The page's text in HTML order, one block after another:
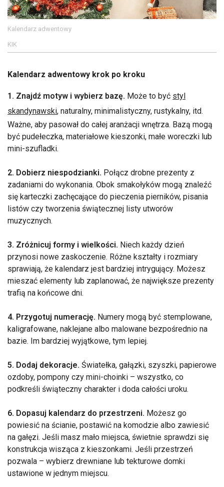
Kalendarz adwentowy
KIK
Kalendarz adwentowy krok po kroku
1. Znajdź motyw i wybierz bazę. Może to być styl
skandynawski, naturalny, minimalistyczny, rustykalny, itd.
Ważne, aby pasował do całej aranżacji wnętrza. Bazą mogą
być pudełeczka, materiałowe kieszonki, małe woreczki lub
mini-szufladki.
2. Dobierz niespodzianki. Połącz drobne prezenty z
zadaniami do wykonania. Obok smakołyków mogą znaleźć
się karteczki zachęcające do pieczenia pierników, pisania
listów czy tworzenia świątecznej listy utworów
muzycznych.
3. Zróżnicuj formy i wielkości. Niech każdy dzień
przynosi nowe zaskoczenie. Różne kształty i rozmiary
sprawiają, że kalendarz jest bardziej intrygujący. Możesz
mieszać elementy lub zaplanować, że największe prezenty
trafią na końcowe dni.
4. Przygotuj numerację. Numery mogą być stemplowane,
kaligrafowane, naklejane albo malowane bezpośrednio na
bazie. Im bardziej wyjątkowe, tym lepiej.
5. Dodaj dekoracje. Światełka, gałązki, szyszki, papierowe
ozdoby, pompony czy mini-choinki – wszystko, co
podkreśli świąteczny charakter i doda całości uroku.
6. Dopasuj kalendarz do przestrzeni. Możesz go
powiesić na ścianie, postawić na komodzie albo zawiesić
na gałęzi. Jeśli masz mało miejsca, świetnie sprawdzi się
konstrukcja wisząca z kieszonkami. Jeśli przestrzeń
pozwala – wybierz drewniane lub tekturowe domki
ustawione w jednym miejscu.